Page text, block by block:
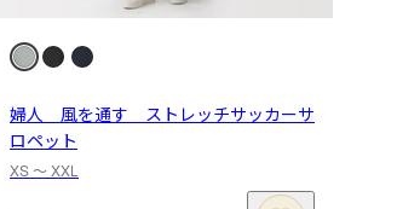
婦人 風を通す ストレッチサッカーサ
ロペット
XS 〜 XXL